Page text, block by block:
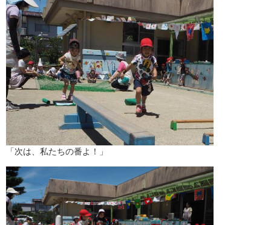
「次は、私たちの番よ！」